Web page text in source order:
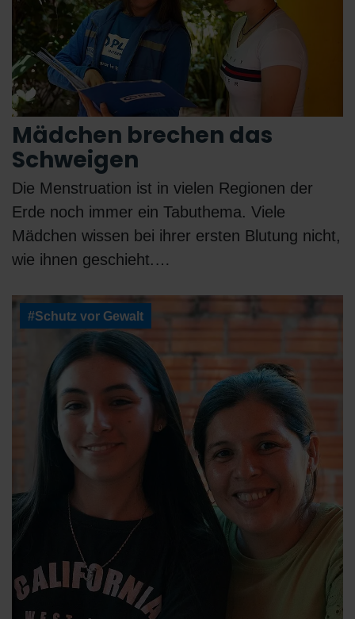
Mädchen brechen das
Schweigen
Die Menstruation ist in vielen Regionen der
Erde noch immer ein Tabuthema. Viele
Mädchen wissen bei ihrer ersten Blutung nicht,
wie ihnen geschieht.…
#Schutz vor Gewalt